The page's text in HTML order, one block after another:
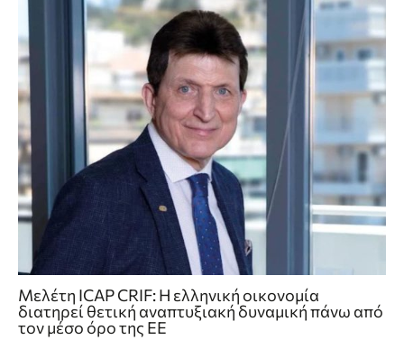
Μελέτη ICAP CRIF: Η ελληνική οικονομία
διατηρεί θετική αναπτυξιακή δυναμική πάνω από
τον μέσο όρο της ΕΕ